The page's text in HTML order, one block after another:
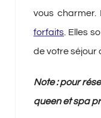
vous charmer.
forfaits . Elles
de votre séjour
Note : pour
queen et spa